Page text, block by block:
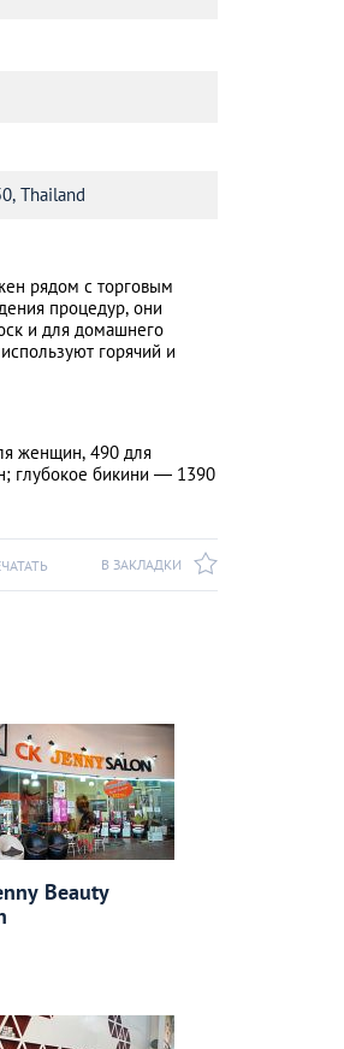
Thailand
рядом с торговым
процедур, они
и для домашнего
горячий и
женщин, 490 для
глубокое бикини — 1390
В ЗАКЛАДКИ
Beauty